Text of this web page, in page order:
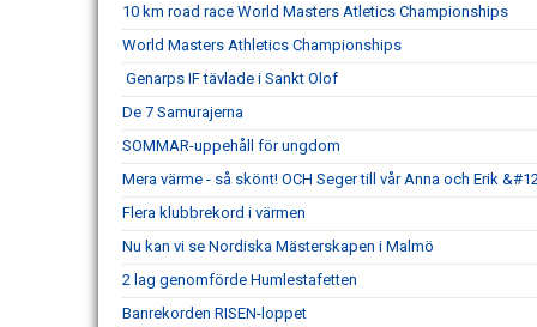
10 km road race World Masters Atletics Championships
World Masters Athletics Championships
Genarps IF tävlade i Sankt Olof
De 7 Samurajerna
SOMMAR-uppehåll för ungdom
Mera värme - så skönt! OCH Seger till vår Anna och Erik
Flera klubbrekord i värmen
Nu kan vi se Nordiska Mästerskapen i Malmö
2 lag genomförde Humlestafetten
Banrekorden RISEN-loppet